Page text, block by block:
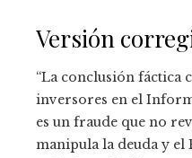
Versión
“La conclusión fáctica
inversores en el
es un fraude que no
manipula la deuda y el